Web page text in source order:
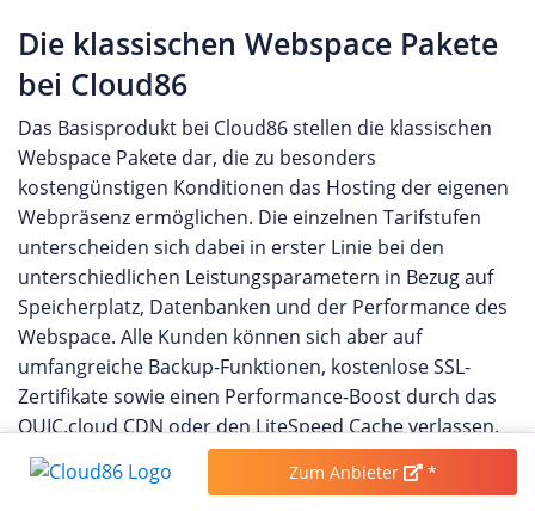
Die klassischen Webspace Pakete
bei Cloud86
Das Basisprodukt bei Cloud86 stellen die klassischen
Webspace Pakete dar, die zu besonders
kostengünstigen Konditionen das Hosting der eigenen
Webpräsenz ermöglichen. Die einzelnen Tarifstufen
unterscheiden sich dabei in erster Linie bei den
unterschiedlichen Leistungsparametern in Bezug auf
Speicherplatz, Datenbanken und der Performance des
Webspace. Alle Kunden können sich aber auf
umfangreiche Backup-Funktionen, kostenlose SSL-
Zertifikate sowie einen Performance-Boost durch das
QUIC.cloud CDN oder den LiteSpeed Cache verlassen.
WordPress & WooCommerce
Zum Anbieter *